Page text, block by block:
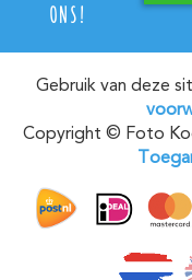
ONS!
Gebruik van deze
Copyright © Foto